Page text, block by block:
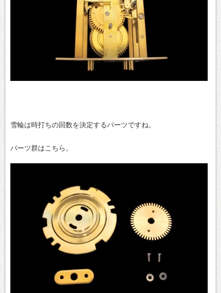
雪輪は時打ちの回数を決定するパーツですね。
パーツ群はこちら。